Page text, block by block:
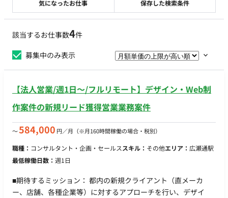
該当するお仕事数4件
募集中のみ表示
【法人営業/週1日〜/フルリモート】デザイン・Web制
作案件の新規リード獲得営業業務案件
〜584,000 円／月 （※月160時間稼働の場合・税別）
職種： コンサルタント・企画・セールススキル： その他エリア： 広瀬通駅
最低稼働日数： 週1日
■期待するミッション： 都内の新規クライアント（直メーカ
ー、店舗、各種企業等）に対するアプローチを行い、デザイ
気になったお仕事 保存した検索条件